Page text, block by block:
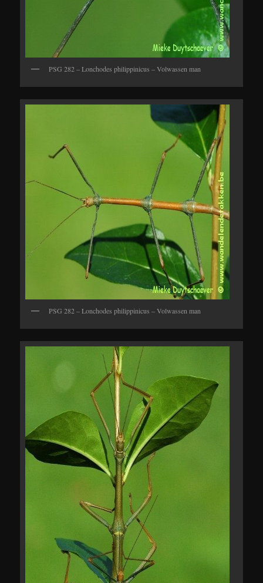
PSG 282 – Lonchodes philippinicus – Volwassen man
PSG 282 – Lonchodes philippinicus – Volwassen man